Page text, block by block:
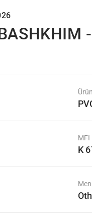
Ürün
MFI
K